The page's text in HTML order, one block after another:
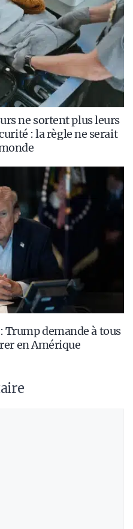
ne sortent plus leurs
: la règle ne serait
demande à tous
en Amérique